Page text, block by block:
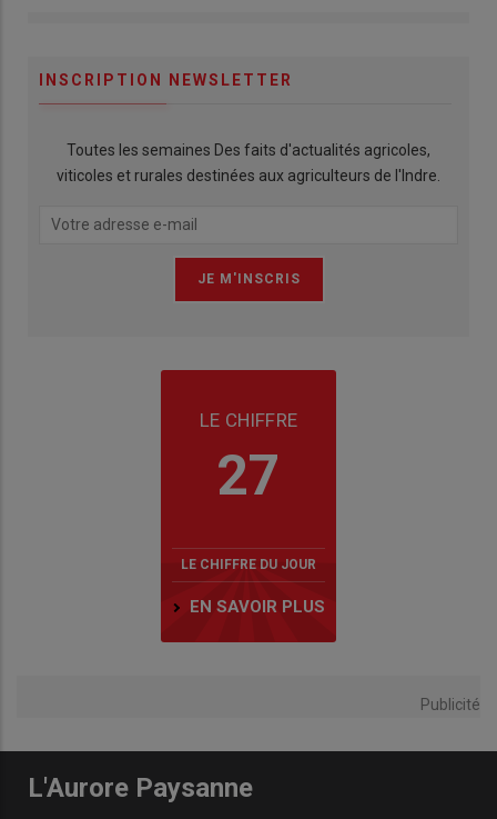
INSCRIPTION NEWSLETTER
Toutes les semaines Des faits d'actualités agricoles,
viticoles et rurales destinées aux agriculteurs de l'Indre.
LE CHIFFRE
27
LE CHIFFRE DU JOUR
EN SAVOIR PLUS
Publicité
L'Aurore Paysanne